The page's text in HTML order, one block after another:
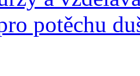
potěchu